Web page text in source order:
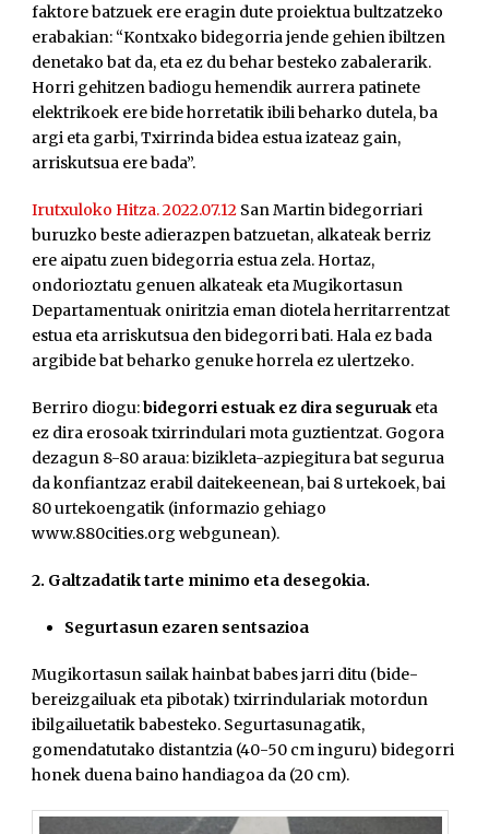
faktore batzuek ere eragin dute proiektua bultzatzeko
erabakian: “Kontxako bidegorria jende gehien ibiltzen
denetako bat da, eta ez du behar besteko zabalerarik.
Horri gehitzen badiogu hemendik aurrera patinete
elektrikoek ere bide horretatik ibili beharko dutela, ba
argi eta garbi, Txirrinda bidea estua izateaz gain,
arriskutsua ere bada”.
Irutxuloko Hitza. 2022.07.12 San Martin bidegorriari
buruzko beste adierazpen batzuetan, alkateak berriz
ere aipatu zuen bidegorria estua zela. Hortaz,
ondorioztatu genuen alkateak eta Mugikortasun
Departamentuak oniritzia eman diotela herritarrentzat
estua eta arriskutsua den bidegorri bati. Hala ez bada
argibide bat beharko genuke horrela ez ulertzeko.
Berriro diogu:bidegorri estuak ez dira seguruak eta
ez dira erosoak txirrindulari mota guztientzat. Gogora
dezagun 8-80 araua: bizikleta-azpiegitura bat segurua
da konfiantzaz erabil daitekeenean, bai 8 urtekoek, bai
80 urtekoengatik (informazio gehiago
www.880cities.org webgunean).
2. Galtzadatik tarte minimo eta desegokia.
Segurtasun ezaren sentsazioa
Mugikortasun sailak hainbat babes jarri ditu (bide-
bereizgailuak eta pibotak) txirrindulariak motordun
ibilgailuetatik babesteko. Segurtasunagatik,
gomendatutako distantzia (40-50 cm inguru) bidegorri
honek duena baino handiagoa da (20 cm).